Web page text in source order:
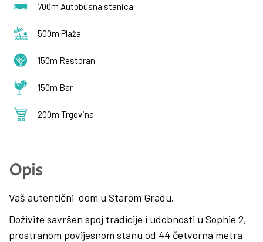
700m Autobusna stanica
500m Plaža
150m Restoran
150m Bar
200m Trgovina
Opis
Vaš autentični dom u Starom Gradu.
Doživite savršen spoj tradicije i udobnosti u Sophie 2,
prostranom povijesnom stanu od 44 četvorna metra